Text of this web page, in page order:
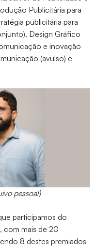
Publicitária para
publicitária para
Design Gráfico
e inovação
(avulso) e
pessoal)
participamos do
com mais de 20
8 destes premiados